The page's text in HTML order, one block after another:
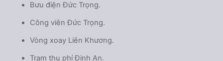
Bưu điện Đức Trọng.
Công viên Đức Trọng.
Vòng xoay Liên Khương.
Trạm thu phí Định An.